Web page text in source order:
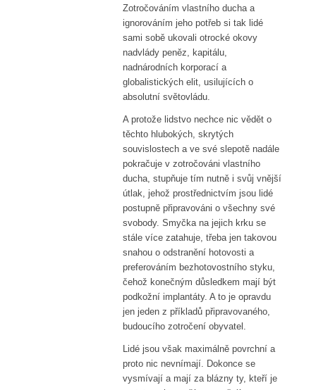
Zotročováním vlastního ducha a
ignorováním jeho potřeb si tak lidé
sami sobě ukovali otrocké okovy
nadvlády peněz, kapitálu,
nadnárodních korporací a
globalistických elit, usilujících o
absolutní světovládu.
A protože lidstvo nechce nic vědět o
těchto hlubokých, skrytých
souvislostech a ve své slepotě nadále
pokračuje v zotročováni vlastního
ducha, stupňuje tím nutně i svůj vnější
útlak, jehož prostřednictvím jsou lidé
postupně připravováni o všechny své
svobody. Smyčka na jejich krku se
stále více zatahuje, třeba jen takovou
snahou o odstranění hotovosti a
preferováním bezhotovostního styku,
čehož konečným důsledkem mají být
podkožní implantáty. A to je opravdu
jen jeden z příkladů připravovaného, ​​
budoucího zotročení obyvatel.
Lidé jsou však maximálně povrchní a
proto nic nevnímají. Dokonce se
vysmívají a mají za blázny ty, kteří je